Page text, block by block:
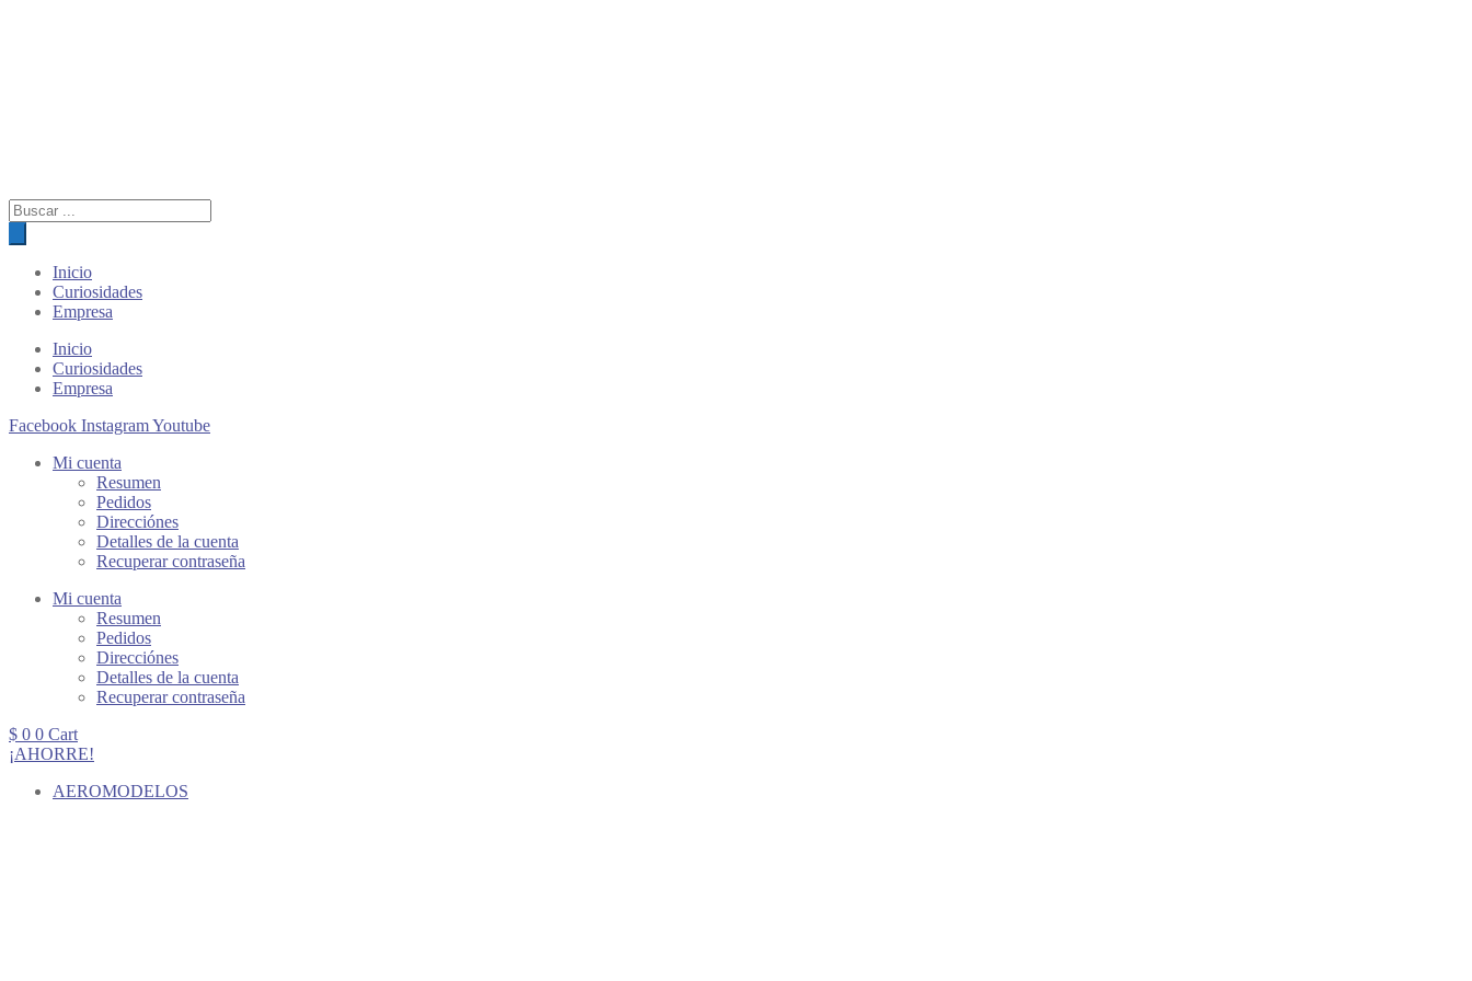
Búsqueda
de
productos
Inicio
Curiosidades
Empresa
Inicio
Curiosidades
Empresa
Facebook InstagramYoutube
Mi cuenta
Resumen
Pedidos
Direcciónes
Detalles de la cuenta
Recuperar contraseña
Mi cuenta
Resumen
Pedidos
Direcciónes
Detalles de la cuenta
Recuperar contraseña
$ 0 0 Cart
¡AHORRE!
AEROMODELOS